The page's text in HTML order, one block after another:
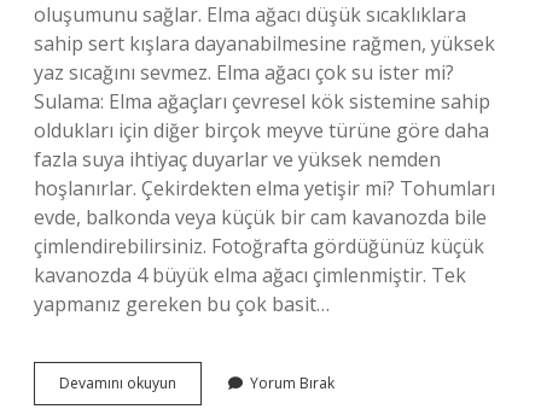
oluşumunu sağlar. Elma ağacı düşük sıcaklıklara
sahip sert kışlara dayanabilmesine rağmen, yüksek
yaz sıcağını sevmez. Elma ağacı çok su ister mi?
Sulama: Elma ağaçları çevresel kök sistemine sahip
oldukları için diğer birçok meyve türüne göre daha
fazla suya ihtiyaç duyarlar ve yüksek nemden
hoşlanırlar. Çekirdekten elma yetişir mi? Tohumları
evde, balkonda veya küçük bir cam kavanozda bile
çimlendirebilirsiniz. Fotoğrafta gördüğünüz küçük
kavanozda 4 büyük elma ağacı çimlenmiştir. Tek
yapmanız gereken bu çok basit…
Devamını okuyun
Nasıl
Yorum Bırak